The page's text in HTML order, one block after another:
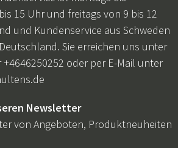
15 Uhr und freitags von 9 bis 12
und Kundenservice aus Schweden
Sie erreichen uns unter
oder per E-Mail unter
Newsletter
von Angeboten, Produktneuheiten